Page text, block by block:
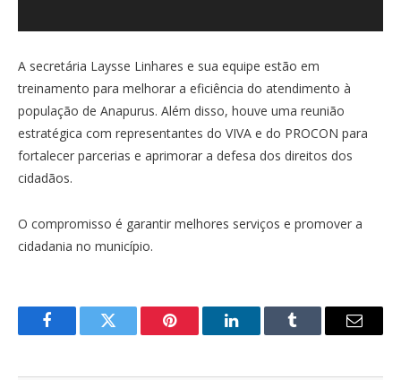
A secretária Laysse Linhares e sua equipe estão em
treinamento para melhorar a eficiência do atendimento à
população de Anapurus. Além disso, houve uma reunião
estratégica com representantes do VIVA e do PROCON para
fortalecer parcerias e aprimorar a defesa dos direitos dos
cidadãos.
O compromisso é garantir melhores serviços e promover a
cidadania no município.
FacebookTwitter Pinterest LinkedInTumblr
E-